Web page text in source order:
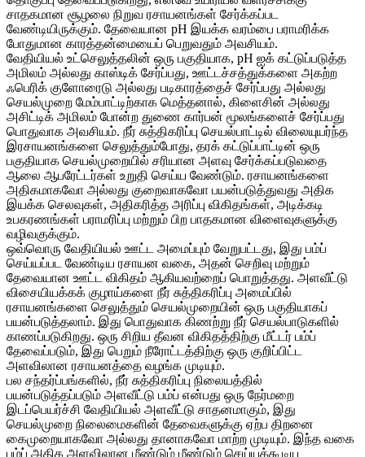
சாதகமான சூழலை நிறுவ ரசாயனங்கள் சேர்க்கப்பட
வேண்டியிருக்கும். தேவையான pH இயக்க வரம்பை பராமரிக்க
போதுமான காரத்தன்மையைப் பெறுவதும் அவசியம்.
வேதியியல் உட்செலுத்தலின் ஒரு பகுதியாக, pH ஐக் கட்டுப்படுத்த
அமிலம் அல்லது காஸ்டிக் சேர்ப்பது, ஊட்டச்சத்துக்களை அகற்ற
ஃபெரிக் குளோரைடு அல்லது படிகாரத்தைச் சேர்ப்பது அல்லது
செயல்முறை மேம்பாட்டிற்காக மெத்தனால், கிளைசின் அல்லது
அசிட்டிக் அமிலம் போன்ற துணை கார்பன் மூலங்களைச் சேர்ப்பது
பொதுவாக அவசியம். நீர் சுத்திகரிப்பு செயல்பாட்டில் விலையுயர்ந்த
இரசாயனங்களை செலுத்தும்போது, ​​தரக் கட்டுப்பாட்டின் ஒரு
பகுதியாக செயல்முறையில் சரியான அளவு சேர்க்கப்படுவதை
ஆலை ஆபரேட்டர்கள் உறுதி செய்ய வேண்டும். ரசாயனங்களை
அதிகமாகவோ அல்லது குறைவாகவோ பயன்படுத்துவது அதிக
இயக்க செலவுகள், அதிகரித்த அரிப்பு விகிதங்கள், அடிக்கடி
உபகரணங்கள் பராமரிப்பு மற்றும் பிற பாதகமான விளைவுகளுக்கு
வழிவகுக்கும்.
ஒவ்வொரு வேதியியல் ஊட்ட அமைப்பும் வேறுபட்டது, இது பம்ப்
செய்யப்பட வேண்டிய ரசாயன வகை, அதன் செறிவு மற்றும்
தேவையான ஊட்ட விகிதம் ஆகியவற்றைப் பொறுத்தது. அளவீட்டு
விசையியக்கக் குழாய்களை நீர் சுத்திகரிப்பு அமைப்பில்
ரசாயனங்களை செலுத்தும் செயல்முறையின் ஒரு பகுதியாகப்
பயன்படுத்தலாம். இது பொதுவாக கிணற்று நீர் செயல்பாடுகளில்
காணப்படுகிறது. ஒரு சிறிய தீவன விகிதத்திற்கு மீட்டர் பம்ப்
தேவைப்படும், இது பெறும் நீரோட்டத்திற்கு ஒரு குறிப்பிட்ட
அளவிலான ரசாயனத்தை வழங்க முடியும்.
பல சந்தர்ப்பங்களில், நீர் சுத்திகரிப்பு நிலையத்தில்
பயன்படுத்தப்படும் அளவீட்டு பம்ப் என்பது ஒரு நேர்மறை
இடப்பெயர்ச்சி வேதியியல் அளவீட்டு சாதனமாகும், இது
செயல்முறை நிலைமைகளின் தேவைகளுக்கு ஏற்ப திறனை
கைமுறையாகவோ அல்லது தானாகவோ மாற்ற முடியும். இந்த வகை
பம்ப் அதிக அளவிலான மீண்டும் மீண்டும் செய்யக்கூடிய